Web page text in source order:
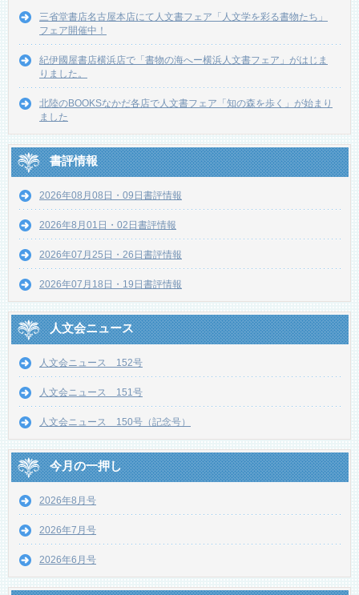
三省堂書店名古屋本店にて人文書フェア「人文学を彩る書物たち」
フェア開催中！
紀伊國屋書店横浜店で「書物の海へー横浜人文書フェア」がはじま
りました。
北陸のBOOKSなかだ各店で人文書フェア「知の森を歩く」が始まり
ました
書評情報
2026年08月08日・09日書評情報
2026年8月01日・02日書評情報
2026年07月25日・26日書評情報
2026年07月18日・19日書評情報
人文会ニュース
人文会ニュース 152号
人文会ニュース 151号
人文会ニュース 150号（記念号）
今月の一押し
2026年8月号
2026年7月号
2026年6月号